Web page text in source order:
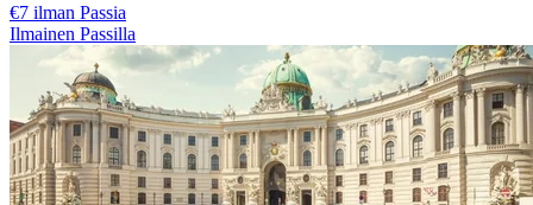
€7 ilman Passia
Ilmainen Passilla